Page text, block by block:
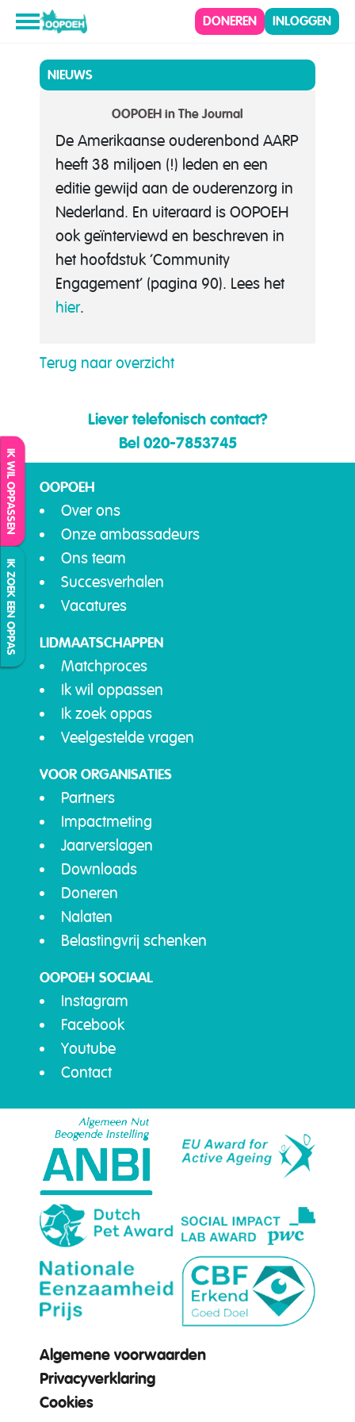
DONEREN INLOGGEN
IK WIL OPPASSEN
IK ZOEK EEN OPPAS
NIEUWS
OOPOEH in The Journal
De Amerikaanse ouderenbond AARP
heeft 38 miljoen (!) leden en een
editie gewijd aan de ouderenzorg in
Nederland. En uiteraard is OOPOEH
ook geïnterviewd en beschreven in
het hoofdstuk ‘Community
Engagement’ (pagina 90). Lees het
hier.
Terug naar overzicht
Liever telefonisch contact?
Bel 020-7853745
OOPOEH
Over ons
Onze ambassadeurs
Ons team
Succesverhalen
Vacatures
LIDMAATSCHAPPEN
Matchproces
Ik wil oppassen
Ik zoek oppas
Veelgestelde vragen
VOOR ORGANISATIES
Partners
Impactmeting
Jaarverslagen
Downloads
Doneren
Nalaten
Belastingvrij schenken
OOPOEH SOCIAAL
Instagram
Facebook
Youtube
Contact
Algemene voorwaarden
Privacyverklaring
Cookies